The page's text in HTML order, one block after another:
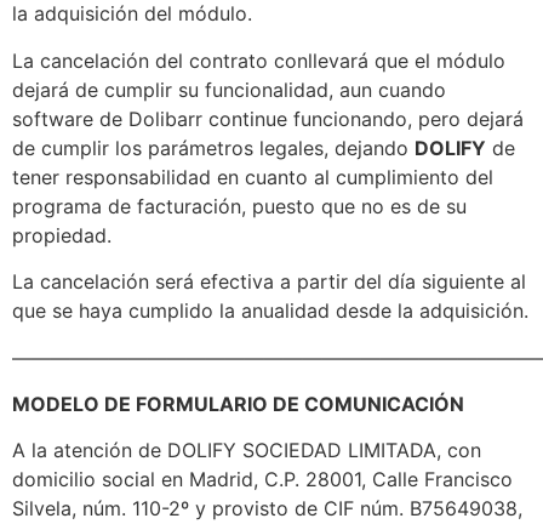
la adquisición del módulo.
La cancelación del contrato conllevará que el módulo
dejará de cumplir su funcionalidad, aun cuando
software de Dolibarr continue funcionando, pero dejará
de cumplir los parámetros legales, dejando DOLIFY de
tener responsabilidad en cuanto al cumplimiento del
programa de facturación, puesto que no es de su
propiedad.
La cancelación será efectiva a partir del día siguiente al
que se haya cumplido la anualidad desde la adquisición.
MODELO DE FORMULARIO DE COMUNICACIÓN
A la atención de DOLIFY SOCIEDAD LIMITADA, con
domicilio social en Madrid, C.P. 28001, Calle Francisco
Silvela, núm. 110-2º y provisto de CIF núm. B75649038,